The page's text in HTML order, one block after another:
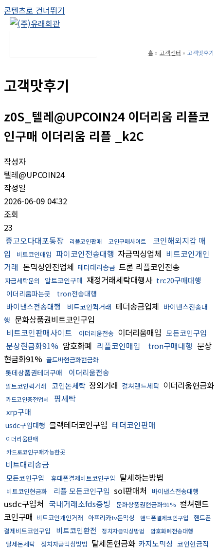
콘텐츠로 건너뛰기
홈 고객센터 고객맛후기
고객맛후기
z0S_텔레@UPCOIN24 이더리움 리플코
인구매 이더리움 리플 _k2C
작성자
텔레@UPCOIN24
작성일
2026-06-09 04:32
조회
23
중고오다대포통장
리플코인판매 코인구매사이트
코인해외지갑 매
입
비트코인매입 파이코인전송대행 자금믹싱업체 비트코인개인
거래 돈믹싱안전업체 테더대리송금 트론 리플코인전송
자금세탁문의 알트코인구매 재정거래세탁대행사 trc20구매대행
이더리움파는곳 tron전송대행
바이낸스전송대행 비트코인퀵거래 테더송금업체 바이낸스전송대
행 문화상품권비트코인구입
비트코인판매사이트
이더리움전송 이더리움매입 모든코인구입
문상현금화91% 암호화폐 리플코인매입 tron구매대행 문상
현금화91% 골드바현금화현금화
롯데상품권테더구매 이더리움전송
알트코인퀵거래 코인돈세탁 장외거래 컬쳐랜드세탁 이더리움현금화
카드코인충전업체 핑세탁
xrp구매
usdc구입대행 블랙테더코인구입 테더코인판매
이더리움판매
카드로코인구매가능한곳
비트대리송금
모든코인구입 휴대폰결제비트코인구입 탈세하는방법
비트코인현금화 리플 모든코인구입 sol판매처 바이낸스전송대행
usdc구입처 국내거래소fds증빙 문화상품권현금화91% 컬쳐랜드
코인구매 비트코인개인거래 아프리카tv돈믹싱 핸드폰결제코인구입
핸드폰
결제비트코인구입
비트코인환전 정치자금믹싱방법 암호화폐전송대행
탈세돈세탁 정치자금믹싱방법 탈세돈현금화 카지노믹싱 코인현금직